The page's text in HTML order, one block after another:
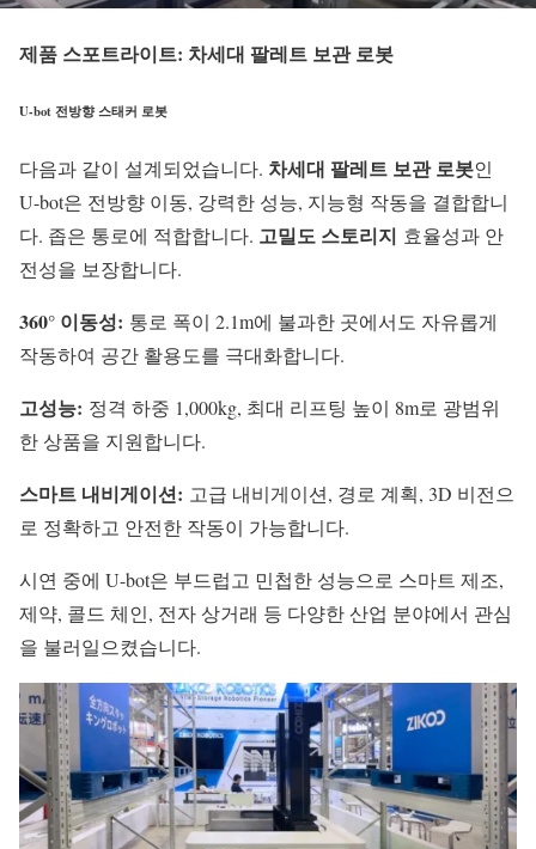
제품 스포트라이트: 차세대 팔레트 보관 로봇
U-bot 전방향 스태커 로봇
다음과 같이 설계되었습니다. 차세대 팔레트 보관 로봇인
U-bot은 전방향 이동, 강력한 성능, 지능형 작동을 결합합니
다. 좁은 통로에 적합합니다. 고밀도 스토리지 효율성과 안
전성을 보장합니다.
360° 이동성: 통로 폭이 2.1m에 불과한 곳에서도 자유롭게
작동하여 공간 활용도를 극대화합니다.
고성능: 정격 하중 1,000kg, 최대 리프팅 높이 8m로 광범위
한 상품을 지원합니다.
스마트 내비게이션: 고급 내비게이션, 경로 계획, 3D 비전으
로 정확하고 안전한 작동이 가능합니다.
시연 중에 U-bot은 부드럽고 민첩한 성능으로 스마트 제조,
제약, 콜드 체인, 전자 상거래 등 다양한 산업 분야에서 관심
을 불러일으켰습니다.